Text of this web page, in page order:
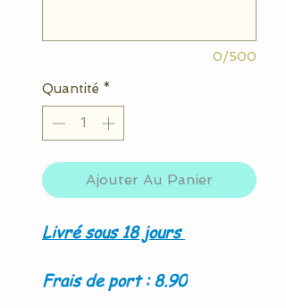
0/500
Quantité *
Ajouter Au Panier
Livré sous 18 jours
Frais de port : 8.90